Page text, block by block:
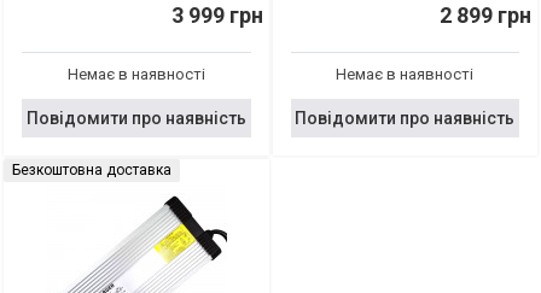
3 999 грн
Немає в наявності
Повідомити про наявність
2 899 грн
Немає в наявності
Повідомити про наявність
Безкоштовна доставка